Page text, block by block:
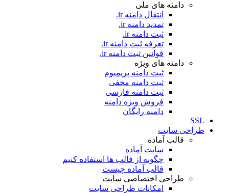
دامنه های ملی
انتقال دامنه ir.
تمدید دامنه ir.
ثبت دامنه ir.
تعرفه ثبت دامنه ir.
قوانین ثبت دامنه ir.
دامنه های ویژه
ثبت دامنه پریمیوم
ثبت دامنه مخفی
ثبت دامنه فارسی
فروش ویژه دامنه
دامنه رایگان
SSL
طراحی سايت
قالب آماده
سایت آماده
چگونه از قالب ها استفاده کنیم
قالب آماده چیست
طراحی اختصاصی سایت
امکانات طراحی سایت